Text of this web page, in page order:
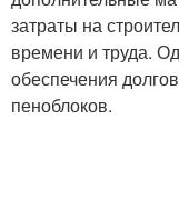
затраты на
времени и труда.
обеспечения
пеноблоков.